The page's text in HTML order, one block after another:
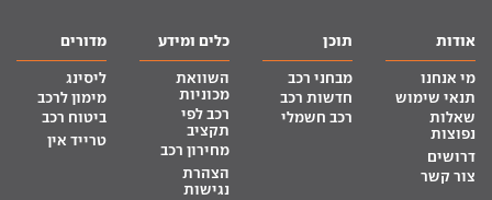
אודות
מי אנחנו
תנאי שימוש
שאלות
נפוצות
דרושים
צור קשר
תוכן
מבחני רכב
חדשות רכב
רכב חשמלי
כלים ומידע
השוואת
מכוניות
רכב לפי
תקציב
מחירון רכב
הצהרת
נגישות
מדורים
ליסינג
מימון לרכב
ביטוח רכב
טרייד אין